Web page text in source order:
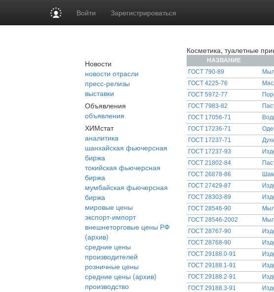
Войти Зарегистрироваться
Новости
новости отрасли
пресс-релизы
выставки
Объявления
объявления
ХИМстат
аналитика
шанхайская фьючерсная
биржа
токийская фьючерсная
биржа
мумбайская фьючерсная
биржа
мировые цены
экспорт-импорт
внешнеторговые цены РФ
(архив)
средние цены
производителей
розничные цены
средние цены (архив)
производство
Косметика, туалетные
НАЗВАНИЕ
ГОСТ 790-89
ГОСТ 4225-76
ГОСТ 5972-77
ГОСТ 7983-82
ГОСТ 17056-71
ГОСТ 17236-71
ГОСТ 17237-71
ГОСТ 17237-93
ГОСТ 21802-84
ГОСТ 26878-86
ГОСТ 27429-87
ГОСТ 28303-89
ГОСТ 28546-90
ГОСТ 28546-2002
ГОСТ 28767-90
ГОСТ 28768-90
ГОСТ 29188.0-91
ГОСТ 29188.1-91
ГОСТ 29188.2-91
ГОСТ 29188.3-91